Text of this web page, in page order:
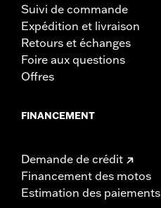
Suivi de commande
Expédition et livraison
Retours et échanges
Foire aux questions
Offres
FINANCEMENT
Demande de crédit
Financement des motos
Estimation des paiements